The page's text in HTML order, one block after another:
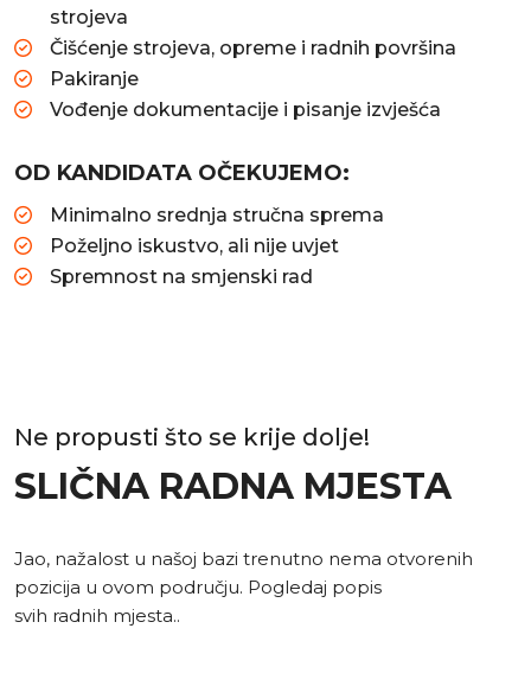
strojeva
Čišćenje strojeva, opreme i radnih površina
Pakiranje
Vođenje dokumentacije i pisanje izvješća
OD KANDIDATA OČEKUJEMO:
Minimalno srednja stručna sprema
Poželjno iskustvo, ali nije uvjet
Spremnost na smjenski rad
Ne propusti što se krije dolje!
SLIČNA RADNA MJESTA
Jao, nažalost u našoj bazi trenutno nema otvorenih
pozicija u ovom području. Pogledaj popis
svih radnih mjesta..